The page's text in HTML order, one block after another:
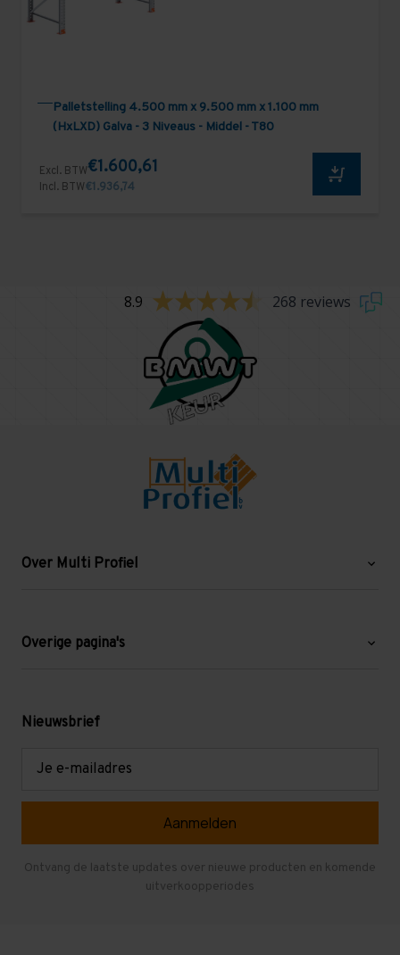
Palletstelling 4.500 mm x 9.500 mm x 1.100 mm
(HxLXD) Galva - 3 Niveaus - Middel - T80
Excl. BTW€1.600,61
Incl. BTW€1.936,74
8.9 268 reviews
Over Multi Profiel
Blog
Levering en afhalen
Overige pagina's
Mezzanine
Gebruikte entresolvloeren
Nieuwsbrief
Ontvang de laatste updates over nieuwe producten en komende
uitverkoopperiodes